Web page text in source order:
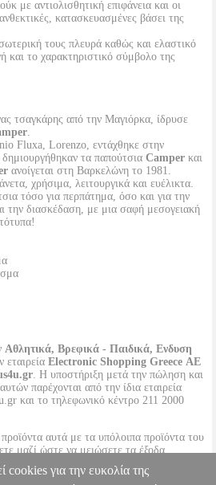
με αντιολισθητική επιφάνεια και οι
κατασκευασμένες βάσει της
τους πλευρά καθώς και ελαστικό
και το χαρακτηριστικό σύμβολο της
τσαγκάρης από την Μαγιόρκα, ίδρυσε
.
Fluxa, Lorenzo, εντάχθηκε στην
δημιουργήθηκαν τα παπούτσια Camper και
ανοίγεται στη Βαρκελώνη το 1981.
χρήσιμα, λειτουργικά και ευέλικτα.
τόσο για περπάτημα, όσο και για την
την διασκέδαση, με μια σαφή μεσογειακή
Αθλητικά, Βρεφικά - Παιδικά, Ενδυση
εταιρεία Electronic Shopping Greece ΑΕ
. Η υποστήριξη μετά την πώληση και
παρέχονται από την ίδια εταιρεία
και το τηλεφωνικό κέντρο 211 2000
αυτά με τα υπόλοιπα προϊόντα του
μαζί ώστε να μειώσετε τα έξοδα
παραλάβετε από οποιοδήποτε eshop
ανεξαρτήτως ύψους παραγγελίας!
cookies για την ευκολία της